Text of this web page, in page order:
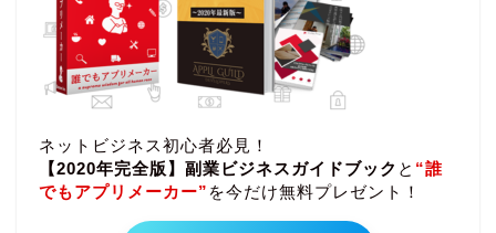
ネットビジネス初心者必見！
【2020年完全版】副業ビジネスガイドブック と “誰
でもアプリメーカー” を今だけ無料プレゼント！